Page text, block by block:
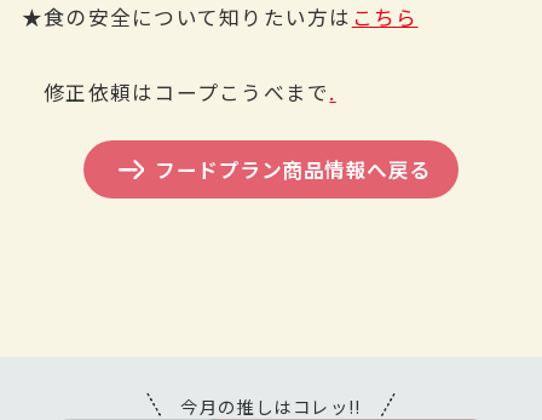
★食の安全について知りたい方は こちら
修正依頼はコープこうべまで.
フードプラン商品情報へ戻る
今月の推しはコレッ!!